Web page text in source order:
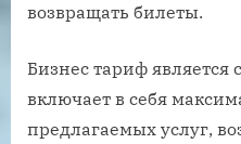
возвращать билеты.
Бизнес тариф
включает в себя
предлагаемых услуг,